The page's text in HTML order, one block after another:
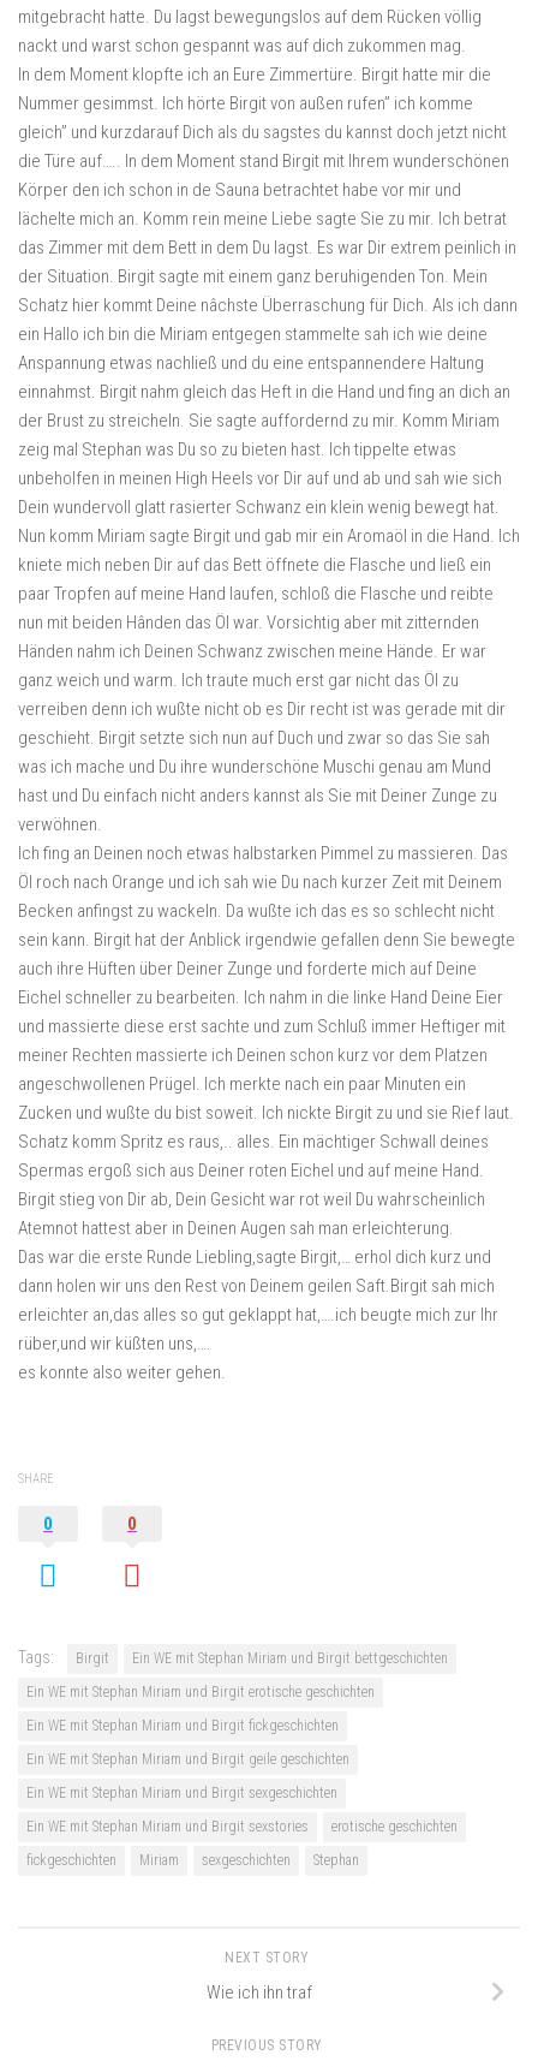
mitgebracht hatte. Du lagst bewegungslos auf dem Rücken völlig
nackt und warst schon gespannt was auf dich zukommen mag.
In dem Moment klopfte ich an Eure Zimmertüre. Birgit hatte mir die
Nummer gesimmst. Ich hörte Birgit von außen rufen” ich komme
gleich” und kurzdarauf Dich als du sagstes du kannst doch jetzt nicht
die Türe auf….. In dem Moment stand Birgit mit Ihrem wunderschönen
Körper den ich schon in de Sauna betrachtet habe vor mir und
lächelte mich an. Komm rein meine Liebe sagte Sie zu mir. Ich betrat
das Zimmer mit dem Bett in dem Du lagst. Es war Dir extrem peinlich in
der Situation. Birgit sagte mit einem ganz beruhigenden Ton. Mein
Schatz hier kommt Deine nâchste Überraschung für Dich. Als ich dann
ein Hallo ich bin die Miriam entgegen stammelte sah ich wie deine
Anspannung etwas nachließ und du eine entspannendere Haltung
einnahmst. Birgit nahm gleich das Heft in die Hand und fing an dich an
der Brust zu streicheln. Sie sagte auffordernd zu mir. Komm Miriam
zeig mal Stephan was Du so zu bieten hast. Ich tippelte etwas
unbeholfen in meinen High Heels vor Dir auf und ab und sah wie sich
Dein wundervoll glatt rasierter Schwanz ein klein wenig bewegt hat.
Nun komm Miriam sagte Birgit und gab mir ein Aromaöl in die Hand. Ich
kniete mich neben Dir auf das Bett öffnete die Flasche und ließ ein
paar Tropfen auf meine Hand laufen, schloß die Flasche und reibte
nun mit beiden Hânden das Öl war. Vorsichtig aber mit zitternden
Händen nahm ich Deinen Schwanz zwischen meine Hände. Er war
ganz weich und warm. Ich traute much erst gar nicht das Öl zu
verreiben denn ich wußte nicht ob es Dir recht ist was gerade mit dir
geschieht. Birgit setzte sich nun auf Duch und zwar so das Sie sah
was ich mache und Du ihre wunderschöne Muschi genau am Mund
hast und Du einfach nicht anders kannst als Sie mit Deiner Zunge zu
verwöhnen.
Ich fing an Deinen noch etwas halbstarken Pimmel zu massieren. Das
Öl roch nach Orange und ich sah wie Du nach kurzer Zeit mit Deinem
Becken anfingst zu wackeln. Da wußte ich das es so schlecht nicht
sein kann. Birgit hat der Anblick irgendwie gefallen denn Sie bewegte
auch ihre Hüften über Deiner Zunge und forderte mich auf Deine
Eichel schneller zu bearbeiten. Ich nahm in die linke Hand Deine Eier
und massierte diese erst sachte und zum Schluß immer Heftiger mit
meiner Rechten massierte ich Deinen schon kurz vor dem Platzen
angeschwollenen Prügel. Ich merkte nach ein paar Minuten ein
Zucken und wußte du bist soweit. Ich nickte Birgit zu und sie Rief laut.
Schatz komm Spritz es raus,.. alles. Ein mächtiger Schwall deines
Spermas ergoß sich aus Deiner roten Eichel und auf meine Hand.
Birgit stieg von Dir ab, Dein Gesicht war rot weil Du wahrscheinlich
Atemnot hattest aber in Deinen Augen sah man erleichterung.
Das war die erste Runde Liebling,sagte Birgit,… erhol dich kurz und
dann holen wir uns den Rest von Deinem geilen Saft.Birgit sah mich
erleichter an,das alles so gut geklappt hat,….ich beugte mich zur Ihr
rüber,und wir küßten uns,….
es konnte also weiter gehen.
SHARE
0 0
Tags: Birgit
Ein WE mit Stephan Miriam und Birgit bettgeschichten
Ein WE mit Stephan Miriam und Birgit erotische geschichten
Ein WE mit Stephan Miriam und Birgit fickgeschichten
Ein WE mit Stephan Miriam und Birgit geile geschichten
Ein WE mit Stephan Miriam und Birgit sexgeschichten
Ein WE mit Stephan Miriam und Birgit sexstories
erotische geschichten
fickgeschichten
Miriam sexgeschichten Stephan
NEXT STORY
Wie ich ihn traf
PREVIOUS STORY